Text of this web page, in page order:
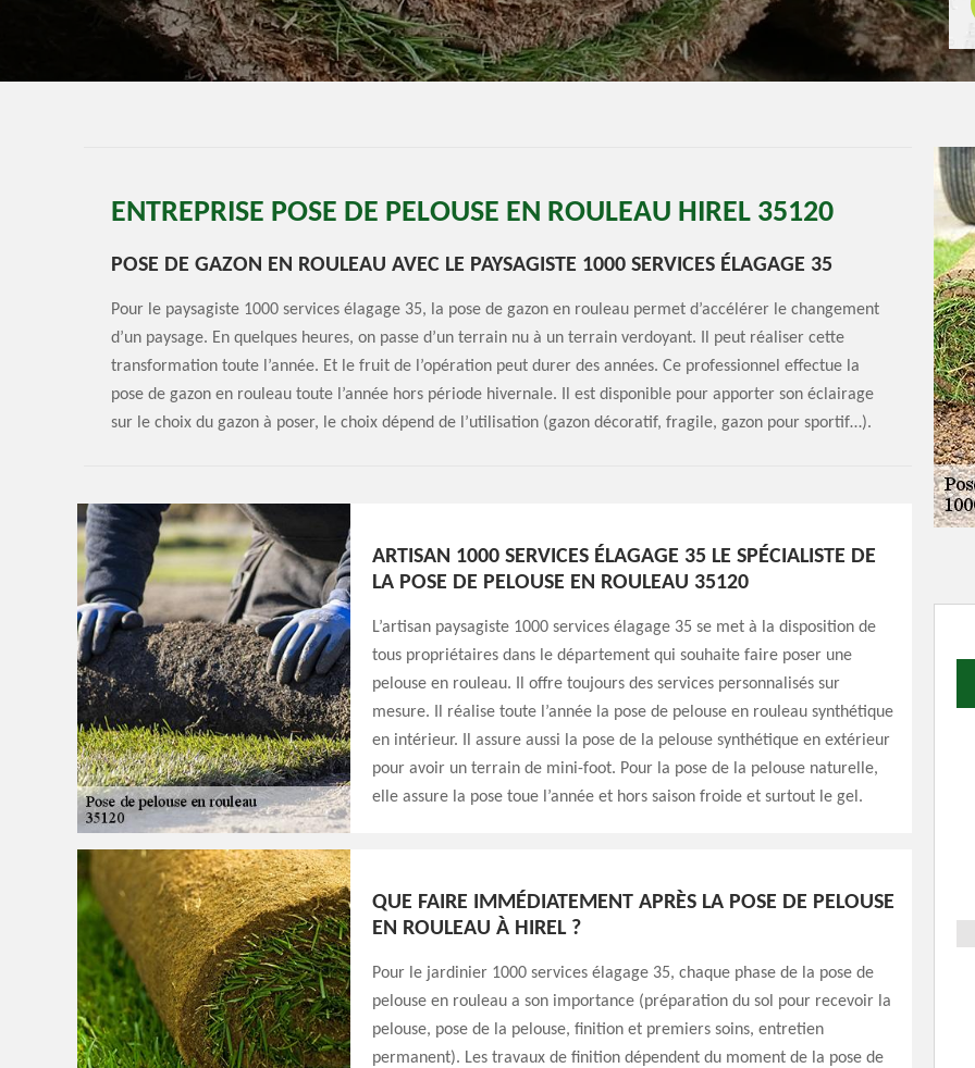
ENTREPRISE POSE DE PELOUSE EN ROULEAU HIREL 35120
POSE DE GAZON EN ROULEAU AVEC LE PAYSAGISTE 1000 SERVICES ÉLAGAGE 35
Pour le paysagiste 1000 services élagage 35, la pose de gazon en rouleau permet d’accélérer le changement
d’un paysage. En quelques heures, on passe d’un terrain nu à un terrain verdoyant. Il peut réaliser cette
transformation toute l’année. Et le fruit de l’opération peut durer des années. Ce professionnel effectue la
pose de gazon en rouleau toute l’année hors période hivernale. Il est disponible pour apporter son éclairage
sur le choix du gazon à poser, le choix dépend de l’utilisation (gazon décoratif, fragile, gazon pour sportif…).
ARTISAN 1000 SERVICES ÉLAGAGE 35 LE SPÉCIALISTE DE
LA POSE DE PELOUSE EN ROULEAU 35120
L’artisan paysagiste 1000 services élagage 35 se met à la disposition de
tous propriétaires dans le département qui souhaite faire poser une
pelouse en rouleau. Il offre toujours des services personnalisés sur
mesure. Il réalise toute l’année la pose de pelouse en rouleau synthétique
en intérieur. Il assure aussi la pose de la pelouse synthétique en extérieur
pour avoir un terrain de mini-foot. Pour la pose de la pelouse naturelle,
elle assure la pose toue l’année et hors saison froide et surtout le gel.
QUE FAIRE IMMÉDIATEMENT APRÈS LA POSE DE PELOUSE
EN ROULEAU À HIREL ?
Pour le jardinier 1000 services élagage 35, chaque phase de la pose de
pelouse en rouleau a son importance (préparation du sol pour recevoir la
pelouse, pose de la pelouse, finition et premiers soins, entretien
permanent). Les travaux de finition dépendent du moment de la pose de